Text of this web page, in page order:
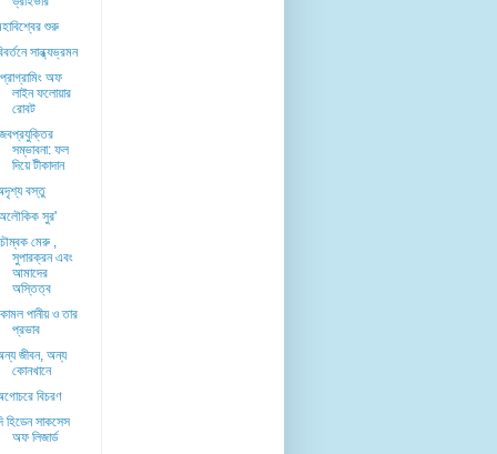
শুরু
সান্ধ্যভ্রমন
অফ
লাইন ফলোয়ার
রোবট
সম্ভাবনা: ফল
দিয়ে টীকাদান
বস্তু
সুর'
মেরু ,
সুপারক্রন এবং
আমাদের
অস্তিত্ব
পানীয় ও তার
প্রভাব
জীবন, অন্য
কোনখানে
বিচরণ
হিডেন সাকসেস
অফ লিজার্ড